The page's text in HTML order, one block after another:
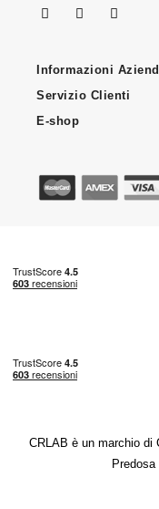
Informazioni
Servizio Clienti
E-shop
CRLAB è un marchio di
Predosa